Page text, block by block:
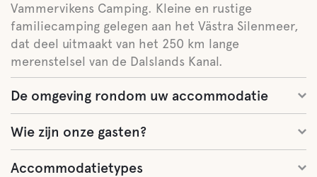
Vammervikens Camping. Kleine en rustige
familiecamping gelegen aan het Västra Silenmeer,
dat deel uitmaakt van het 250 km lange
merenstelsel van de Dalslands Kanal.
De omgeving rondom uw accommodatie
Wie zijn onze gasten?
Accommodatietypes